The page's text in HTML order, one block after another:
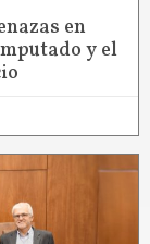
en
y el